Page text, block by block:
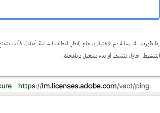
إذا ظهرت لك رسالة تم الاختبار بنجاح (انظر لقطات الشاشة أدناه)، فأنت
التنشيط. حاول تنشيط أو بدء تشغيل برنامجك.